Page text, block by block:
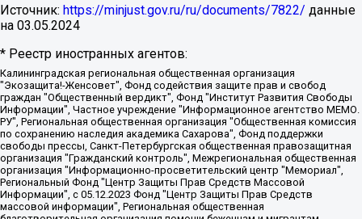
Источник: https://minjust.gov.ru/ru/documents/7822/ данные
на 03.05.2024
* Реестр иностранных агентов:
Калининградская региональная общественная организация "Экозащита!-Женсовет", Фонд содействия защите прав и свобод граждан "Общественный вердикт", Фонд "Институт Развития Свободы Информации", Частное учреждение "Информационное агентство МЕМО. РУ", Региональная общественная организация "Общественная комиссия по сохранению наследия академика Сахарова", Фонд поддержки свободы прессы, Санкт-Петербургская общественная правозащитная организация "Гражданский контроль", Межрегиональная общественная организация "Информационно-просветительский центр "Мемориал", Региональный Фонд "Центр Защиты Прав Средств Массовой Информации", с 05.12.2023 Фонд "Центр Защиты Прав Средств массовой информации", Региональная общественная благотворительная организация помощи беженцам и мигрантам "Гражданское содействие", Негосударственное образовательное учреждение дополнительного профессионального образования (повышение квалификации) специалистов "АКАДЕМИЯ ПО ПРАВАМ ЧЕЛОВЕКА", Свердловская региональная общественная организация "Сутяжник", Автономная некоммерческая организация "Центр независимых социологических исследований", Союз общественных объединений "Российский исследовательский центр по правам человека", Региональное общественное учреждение научно-информационный центр "МЕМОРИАЛ", Некоммерческая организация "Фонд защиты гласности", Автономная некоммерческая организация "Институт прав человека", Городская общественная организация "Екатеринбургское общество "МЕМОРИАЛ", Городская общественная организация "Рязанское историко-просветительское и правозащитное общество "Мемориал" (Рязанский Мемориал), Челябинский региональный орган общественной самодеятельности – женское общественное объединение "Женщины Евразии", Челябинский региональный орган общественной самодеятельности "Уральская правозащитная группа", Фонд содействия защите здоровья и социальной справедливости имени Андрея Рылькова, Автономная Некоммерческая Организация "Аналитический Центр Юрия Левады", Автономная некоммерческая организация социальной поддержки населения "Проект Апрель", Региональная общественная организация помощи женщинам и детям, находящимся в кризисной ситуации "Информационно-методический центр "Анна", Фонд содействия развитию массовых коммуникаций и правовому просвещению "Так-так-Так", Фонд содействия устойчивому развитию "Серебряная тайга", Свердловский региональный общественный фонд социальных проектов "Новое время", "Idel.Реалии", Кавказ.Реалии, Крым.Реалии, Телеканал Настоящее Время, Татаро-башкирская служба Радио Свобода (Azatliq Radiosi), Радио Свободная Европа/Радио Свобода (PCE/PC), "Сибирь.Реалии", "Фактограф", Благотворительный фонд помощи осужденным и их семьям, Автономная некоммерческая организация "Институт глобализации и социальных движений", Фонд "В защиту прав заключенных", Частное учреждение "Центр поддержки и содействия развитию средств массовой информации", Пензенский региональный общественный благотворительный фонд "Гражданский союз", "Север.Реалии", Некоммерческая организация Фонд "Правовая инициатива", Общество с ограниченной ответственностью "Радио Свободная Европа/Радио Свобода", Чешское информационное агентство "MEDIUM-ORIENT", Красноярская региональная общественная организация "Мы против СПИДа", Камалягин Денис Николаевич, Маркелов Сергей Евгеньевич, Пономарев Лев Александрович, Савицкая Людмила Алексеевна, Автономная некоммерческая организация "Центр по работе с проблемой насилия "НАСИЛИЮ.НЕТ", Межрегиональный профессиональный союз работников здравоохранения "Альянс врачей", Юридическое лицо, зарегистрированное в Латвийской Республике, SIA "Medusa Project" (регистрационный номер 40103797863, дата регистрации 10.06.2014), Некоммерческая организация "Фонд по борьбе с коррупцией", Автономная некоммерческая организация "Институт права и публичной политики", Баданин Роман Сергеевич, Гликин Максим Александрович, Железнова Мария Михайловна, Лукьянова Юлия Сергеевна, Маетная Елизавета Витальевна, Маняхин Петр Борисович, Чуракова Ольга Владимировна, Ярош Юлия Петровна, Юридическое лицо "The Insider SIA", зарегистрированное в Риге, Латвийская Республика (дата регистрации 26.06.2015), являющееся администратором доменного имени интернет-издания "The Insider SIA", https://theins.ru, Постернак Алексей Евгеньевич, Рубин Михаил Аркадьевич, Анин Роман Александрович, Юридическое лицо Istories fonds, зарегистрированное в Латвийской Республике (регистрационный номер 50008295751, дата регистрации 24.02.2020), Великовский Дмитрий Александрович, Долинина Ирина Николаевна, Мароховская Алеся Алексеевна, Шлейнов Роман Юрьевич, Шмагун Олеся Валентиновна, Общество с ограниченной ответственностью "Альтаир 2021", Общество с ограниченной ответственностью "Вега 2021", Общество с ограниченной ответственностью "Главный редактор 2021", Общество с ограниченной ответственностью "Ромашки монолит", Важенков Артем Валерьевич, Ивановская областная общественная организация "Центр гендерных исследований", Гурман Юрий Альбертович, Медиапроект "ОВД-Инфо", Егоров Владимир Владимирович, Жилинский Владимир Александрович, Общество с ограниченной ответственностью "ЗП", Иванова София Юрьевна, Карезина Инна Павловна, Кильтау Екатерина Викторовна, Петров Алексей Викторович, Пискунов Сергей Евгеньевич, Смирнов Сергей Сергеевич, Тихонов Михаил Сергеевич, Общество с ограниченной ответственностью "ЖУРНАЛИСТ-ИНОСТРАННЫЙ АГЕНТ", Арапова Галина Юрьевна, Вольтская Татьяна Анатольевна, Американская компания "Mason G.E.S. Anonymous Foundation" (США), являющаяся владельцем интернет-издания https://mnews.world/, Компания "Stichting Bellingcat", зарегистрированная в Нидерландах (дата регистрации 11.07.2018), Захаров Андрей Вячеславович, Клепиковская Екатерина Дмитриевна, Общество с ограниченной ответственностью "МЕМО", Перл Роман Александрович, Симонов Евгений Алексеевич, Соловьева Елена Анатольевна, Сотников Даниил Владимирович, Сурначева Елизавета Дмитриевна, Автономная некоммерческая организация по защите прав человека и информированию населения "Якутия – Наше Мнение", Общество с ограниченной ответственностью "Москоу диджитал медиа", с 26.01.2023 Общество с ограниченной ответственностью "Чайка Белые сады", Ветошкина Валерия Валерьевна, Заговора Максим Александрович, Межрегиональное общественное движение "Российская ЛГБТ - сеть", Оленичев Максим Владимирович, Павлов Иван Юрьевич, Скворцова Елена Сергеевна, Общество с ограниченной ответственностью "Как бы инагент", Кочетков Игорь Викторович, Общество с ограниченной ответственностью "Честные выборы", Еланчик Олег Александрович, Общество с ограниченной ответственностью "Нобелевский призыв", Гималова Регина Эмилевна, Григорьев Андрей Валерьевич, Григорьева Алина Александровна, Ассоциация по содействию защите прав призывников, альтернативнослужащих и военнослужащих "Правозащитная группа "Гражданин.Армия.Право", Хисамова Регина Фаритовна, Автономная некоммерческая организация по реализации социально-правовых программ "Лилит", Дальневосточное общественное движение "Маяк", Санкт-Петербургская ЛГБТ-инициативная группа "Выход", Инициативная группа ЛГБТ+ "Реверс", Алексеев Андрей Викторович, Бекбулатова Таисия Львовна, Беляев Иван Михайлович, Владыкина Елена Сергеевна, Гельман Марат Александрович, Никульшина Вероника Юрьевна, Толоконникова Надежда Андреевна, Шендерович Виктор Анатольевич, Общество с ограниченной ответственностью "Данное сообщение", Общество с ограниченной ответственностью Издательский дом "Новая глава", Айнбиндер Александра Александровна, Московский комьюнити-центр для ЛГБТ+инициатив, Благотворительный фонд развития филантропии, Deutsche Welle (Германия, Kurt-Schumacher-Strasse 3, 53113 Bonn), Борзунова Мария Михайловна, Воробьев Виктор Викторович, Голубева Анна Львовна, Константинова Алла Михайловна, Малкова Ирина Владимировна, Мурадов Мурад Абдулгалимович, Осетинская Елизавета Николаевна, Понасенков Евгений Николаевич, Ганапольский Матвей Юрьевич, Киселев Евгений Алексеевич, Борухович Ирина Григорьевна, Дремин Иван Тимофеевич, Дубровский Дмитрий Викторович, Красноярская региональная общественная организация поддержки и развития альтернативных образовательных технологий и межкультурных коммуникаций "ИНТЕРРА", Маяковская Екатерина Алексеевна, Фейгин Марк Захарович, Филимонов Андрей Викторович, Дзугкоева Регина Николаевна, Доброхотов Роман Александрович, Дудь Юрий Александрович, Елкин Сергей Владимирович, Кругликов Кирилл Игоревич, Сабунаева Мария Леонидовна, Семенов Алексей Владимирович, Шаинян Карен Багратович, Шульман Екатерина Михайловна, Асафьев Артур Валерьевич, Вахштайн Виктор Семенович, Венедиктов Алексей Алексеевич, Лушникова Екатерина Евгеньевна, Волков Леонид Михайлович, Невзоров Александр Глебович, Пархоменко Сергей Борисович, Сироткин Ярослав Николаевич, Кара-Мурза Владимир Владимирович, Баранова Наталья Владимировна, Гозман Леонид Яковлевич, Кагарлицкий Борис Юльевич, Климарев Михаил Валерьевич, Милов Владимир Станиславович, Автономная некоммерческая организация Краснодарский центр современного искусства "Типография", Моргенштерн Алишер Тагирович, Соболь Любовь Эдуардовна, Общество с ограниченной ответственностью "ЛИЗА НОРМ", Каспаров Гарри Кимович, Ходорковский Михаил Борисович, Общество с ограниченной ответственностью "Апрельские тезисы", Данилович Ирина Брониславовна, Кашин Олег Владимирович, Петров Николай Владимирович, Пивоваров Алексей Владимирович, Соколов Михаил Владимирович, Цветкова Юлия Владимировна, Чичваркин Евгений Александрович, Комитет против пыток/Команда против пыток, Общество с ограниченной ответственностью "Первый научный", Общество с ограниченной ответственностью "Вертолет и ко", Белоцерковская Вероника Борисовна, Кац Максим Евгеньевич, Лазарева Татьяна Юрьевна, Шаведдинов Руслан Табризович, Яшин Илья Валерьевич, Общество с ограниченной ответственностью "Иноагент ААВ", Алешковский Дмитрий Петрович, Альбац Евгения Марковна, Быков Дмитрий Львович, Галямина Юлия Евгеньевна, Лойко Сергей Леонидович, Мартынов Кирилл Константинович, Медведев Сергей Александрович, Крашенинников Федор Геннадиевич, Гордеева Катерина Вл